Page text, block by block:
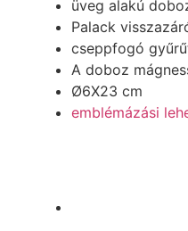
üveg alakú
Palack
cseppfogó
A doboz
Ø6X23 cm
emblémázási